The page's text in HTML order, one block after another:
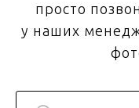
просто
у наших